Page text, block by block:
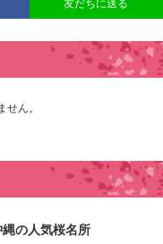
ん。
の人気桜名所